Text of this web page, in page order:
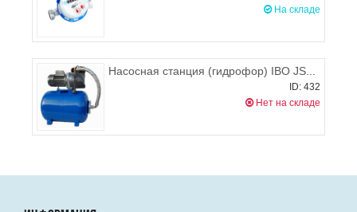
На складе
Насосная станция (гидрофор) IBO JSW 150 50л
ID: 432
Нет на складе